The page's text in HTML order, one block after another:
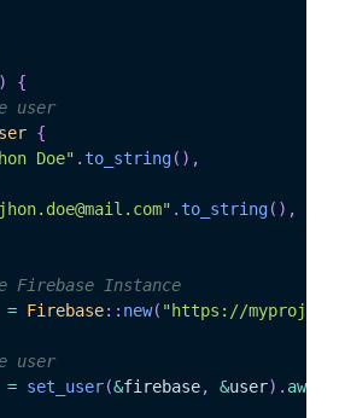
)
{
user
{
Doe" . to_string( ) ,
. to_string( ) ,
Firebase Instance
= Firebase:: new( "https://
user
= set_user(&firebase, &user) . await